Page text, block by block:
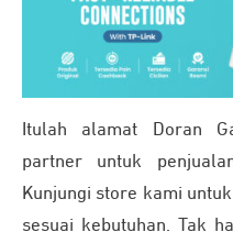
Itulah alamat Doran
partner untuk
Kunjungi store kami
sesuai kebutuhan. Tak